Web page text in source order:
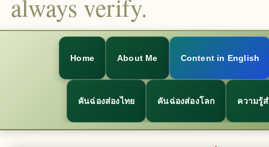
always verify.
Home About Me Content in English
คันฉ่องส่องไทย คันฉ่องส่องโลก ความรู้